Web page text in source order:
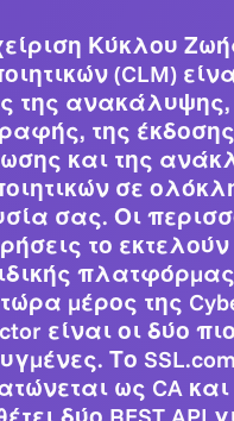
Κύκλου
(CLM)
της ανακάλυψης,
της
και της
σε
σας. Οι
το
μέρος της
είναι οι δύο
Το SSL.com
ως CA